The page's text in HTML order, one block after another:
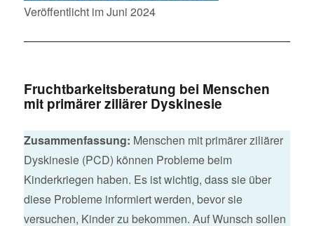
Veröffentlicht im Juni 2024
Fruchtbarkeitsberatung bei Menschen
mit primärer ziliärer Dyskinesie
Zusammenfassung: Menschen mit primärer ziliärer
Dyskinesie (PCD) können Probleme beim
Kinderkriegen haben. Es ist wichtig, dass sie über
diese Probleme informiert werden, bevor sie
versuchen, Kinder zu bekommen. Auf Wunsch sollen